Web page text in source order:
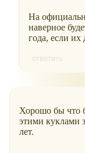
На
наверное
года, если их
ответить
Хорошо бы что
этими куклами
лет.